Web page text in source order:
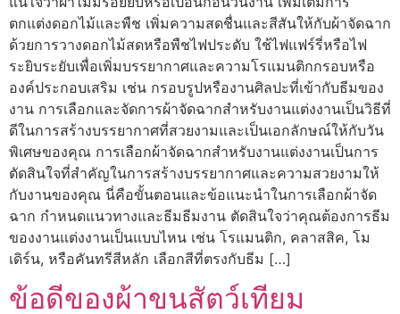
ตกแต่งดอกไม้และพืช เพิ่มความสดชื่นและสีสันให้กับผ้าจัดฉาก
ด้วยการวางดอกไม้สดหรือพืชไฟประดับ ใช้ไฟแฟร์รี่หรือไฟ
ระยิบระยับเพื่อเพิ่มบรรยากาศและความโรแมนติกกรอบหรือ
องค์ประกอบเสริม เช่น กรอบรูปหรืองานศิลปะที่เข้ากับธีมของ
งาน การเลือกและจัดการผ้าจัดฉากสำหรับงานแต่งงานเป็นวิธีที่
ดีในการสร้างบรรยากาศที่สวยงามและเป็นเอกลักษณ์ให้กับวัน
พิเศษของคุณ การเลือกผ้าจัดฉากสำหรับงานแต่งงานเป็นการ
ตัดสินใจที่สำคัญในการสร้างบรรยากาศและความสวยงามให้
กับงานของคุณ นี่คือขั้นตอนและข้อแนะนำในการเลือกผ้าจัด
ฉาก กำหนดแนวทางและธีมธีมงาน ตัดสินใจว่าคุณต้องการธีม
ของงานแต่งงานเป็นแบบไหน เช่น โรแมนติก, คลาสสิค, โม
เดิร์น, หรือคันทรีสีหลัก เลือกสีที่ตรงกับธีม […]
ข้อดีของผ้าขนสัตว์เทียม